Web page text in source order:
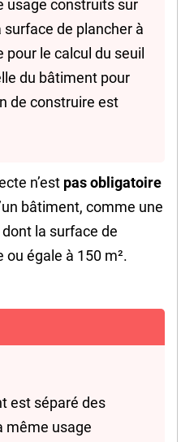
usage construits sur
surface de plancher à
le calcul du seuil
du bâtiment pour
de construire est
n’est pas obligatoire
bâtiment, comme une
la surface de
égale à 150 m².
est séparé des
même usage